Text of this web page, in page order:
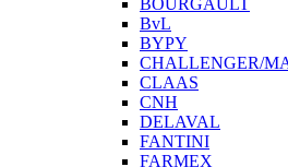
BOURGAULT
BvL
BYPY
CHALLENGER/
CLAAS
CNH
DELAVAL
FANTINI
FARMEX